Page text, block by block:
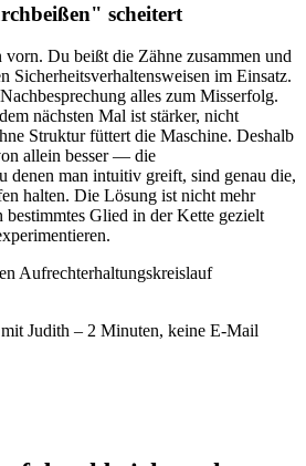
scheitert
Du beißt die Zähne zusammen und
Sicherheitsverhaltensweisen im Einsatz.
alles zum Misserfolg.
nächsten Mal ist stärker, nicht
Struktur füttert die Maschine. Deshalb
allein besser — die
denen man intuitiv greift, sind genau die,
halten. Die Lösung ist nicht mehr
bestimmtes Glied in der Kette gezielt
Aufrechterhaltungskreislauf
Judith – 2 Minuten, keine E-Mail